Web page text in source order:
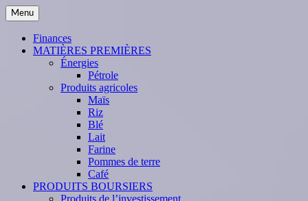
Skip
to
content
Menu
Finances
MATIÈRES PREMIÈRES
Énergies
Pétrole
Produits agricoles
Maïs
Riz
Blé
Lait
Farine
Pommes de terre
Café
PRODUITS BOURSIERS
Produits de l’investissement